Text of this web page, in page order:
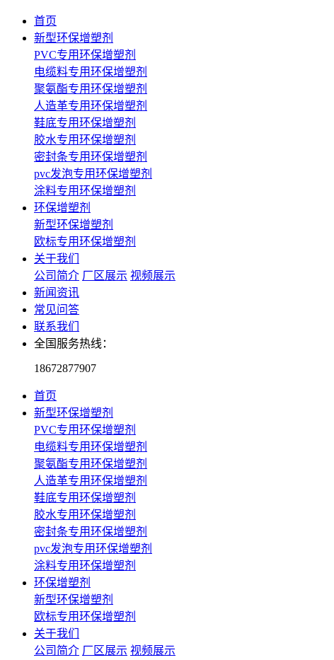
首页
新型环保增塑剂
PVC专用环保增塑剂
电缆料专用环保增塑剂
聚氨酯专用环保增塑剂
人造革专用环保增塑剂
鞋底专用环保增塑剂
胶水专用环保增塑剂
密封条专用环保增塑剂
pvc发泡专用环保增塑剂
涂料专用环保增塑剂
环保增塑剂
新型环保增塑剂
欧标专用环保增塑剂
关于我们
公司简介 厂区展示 视频展示
新闻资讯
常见问答
联系我们
全国服务热线：
18672877907
首页
新型环保增塑剂
PVC专用环保增塑剂
电缆料专用环保增塑剂
聚氨酯专用环保增塑剂
人造革专用环保增塑剂
鞋底专用环保增塑剂
胶水专用环保增塑剂
密封条专用环保增塑剂
pvc发泡专用环保增塑剂
涂料专用环保增塑剂
环保增塑剂
新型环保增塑剂
欧标专用环保增塑剂
关于我们
公司简介 厂区展示 视频展示